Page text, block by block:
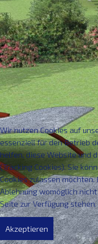
PARTNER
KONTAKT
Wir nutzen Cookies auf
essenziell für den Betrieb
helfen, diese Website und
(Tracking Cookies). Sie
Cookies zulassen
Ablehnung womöglich
Seite zur Verfügung stehen.
Akzeptieren